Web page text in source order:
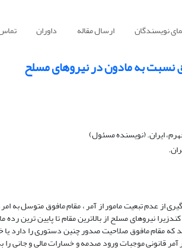
نویسندگان ارسال مقاله داوران
نسبت به مادون در نیروهای مسلح
ایران. (نویسنده مسئول)
از عدم تبعیت مامور از آمر ، مقام مافوق متوسل به
نیروهای مسلح از بالاترین مقام تا پایین ترین
که مقام مافوق صلاحیت صدور چنین دستوری را دارد
موجبات ورود صدمه و خسارات مالی و جانی را به